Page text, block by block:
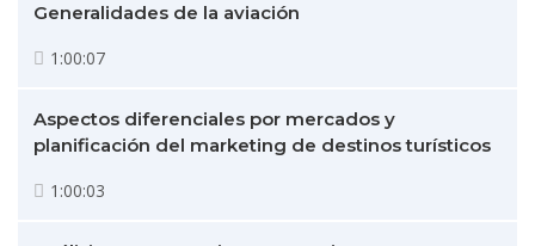
Generalidades de la aviación
1:00:07
Aspectos diferenciales por mercados y
planificación del marketing de destinos turísticos
1:00:03